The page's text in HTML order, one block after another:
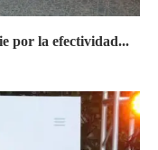
por la efectividad...